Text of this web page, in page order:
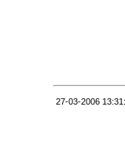
27-03-2006